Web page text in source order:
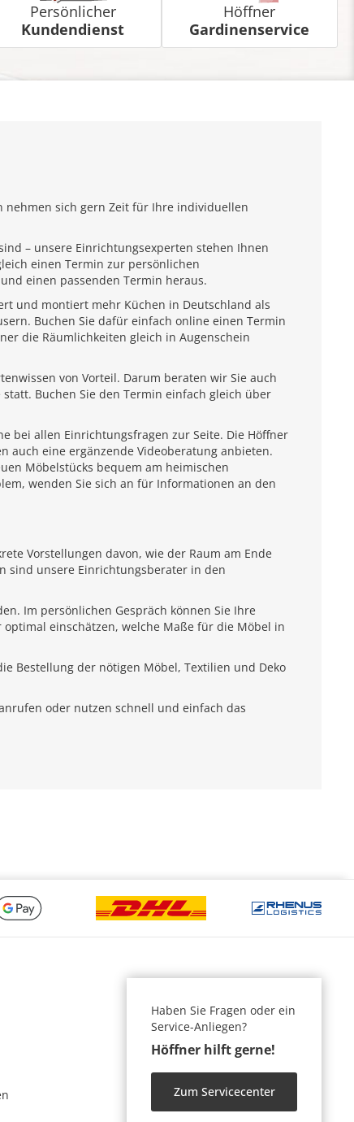
Persönlicher
Kundendienst
Höffner
Gardinenservice
nehmen sich gern Zeit für Ihre individuellen
– unsere Einrichtungsexperten stehen Ihnen
einen Termin zur persönlichen
einen passenden Termin heraus.
und montiert mehr Küchen in Deutschland als
Buchen Sie dafür einfach online einen Termin
die Räumlichkeiten gleich in Augenschein
von Vorteil. Darum beraten wir Sie auch
Buchen Sie den Termin einfach gleich über
bei allen Einrichtungsfragen zur Seite. Die Höffner
auch eine ergänzende Videoberatung anbieten.
Möbelstücks bequem am heimischen
wenden Sie sich an für Informationen an den
Vorstellungen davon, wie der Raum am Ende
sind unsere Einrichtungsberater in den
Im persönlichen Gespräch können Sie Ihre
einschätzen, welche Maße für die Möbel in
Bestellung der nötigen Möbel, Textilien und Deko
oder nutzen schnell und einfach das
Haben Sie Fragen oder ein
Service-Anliegen?
Höffner hilft gerne!
Zum Servicecenter